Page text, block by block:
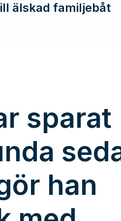
älskad familjebåt
sparat
han